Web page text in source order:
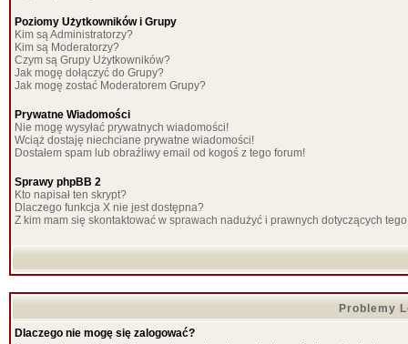
Poziomy Użytkowników i Grupy
Kim są Administratorzy?
Kim są Moderatorzy?
Czym są Grupy Użytkowników?
Jak mogę dołączyć do Grupy?
Jak mogę zostać Moderatorem Grupy?
Prywatne Wiadomości
Nie mogę wysyłać prywatnych wiadomości!
Wciąż dostaję niechciane prywatne wiadomości!
Dostałem spam lub obraźliwy email od kogoś z tego forum!
Sprawy phpBB 2
Kto napisał ten skrypt?
Dlaczego funkcja X nie jest dostępna?
Z kim mam się skontaktować w sprawach nadużyć i prawnych dotyczących
Problemy
Dlaczego nie mogę się zalogować?